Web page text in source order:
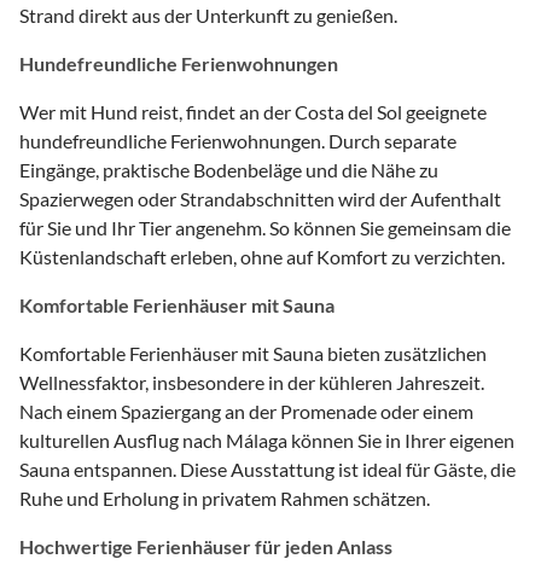
Strand direkt aus der Unterkunft zu genießen.
Hundefreundliche Ferienwohnungen
Wer mit Hund reist, findet an der Costa del Sol geeignete
hundefreundliche Ferienwohnungen. Durch separate
Eingänge, praktische Bodenbeläge und die Nähe zu
Spazierwegen oder Strandabschnitten wird der Aufenthalt
für Sie und Ihr Tier angenehm. So können Sie gemeinsam die
Küstenlandschaft erleben, ohne auf Komfort zu verzichten.
Komfortable Ferienhäuser mit Sauna
Komfortable Ferienhäuser mit Sauna bieten zusätzlichen
Wellnessfaktor, insbesondere in der kühleren Jahreszeit.
Nach einem Spaziergang an der Promenade oder einem
kulturellen Ausflug nach Málaga können Sie in Ihrer eigenen
Sauna entspannen. Diese Ausstattung ist ideal für Gäste, die
Ruhe und Erholung in privatem Rahmen schätzen.
Hochwertige Ferienhäuser für jeden Anlass